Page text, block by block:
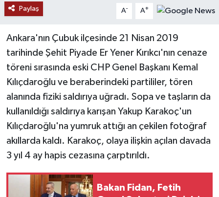
Paylaş A- A+
Ankara'nın Çubuk ilçesinde 21 Nisan 2019
tarihinde Şehit Piyade Er Yener Kırıkcı'nın cenaze
töreni sırasında eski CHP Genel Başkanı Kemal
Kılıçdaroğlu ve beraberindeki partililer, tören
alanında fiziki saldırıya uğradı. Sopa ve taşların da
kullanıldığı saldırıya karışan Yakup Karakoç'un
Kılıçdaroğlu'na yumruk attığı an çekilen fotoğraf
akıllarda kaldı. Karakoç, olaya ilişkin açılan davada
3 yıl 4 ay hapis cezasına çarptırıldı.
Bakan Fidan, Fetih
Magazin
Sağlık
Son Dakika
Yerel
AboneHaber Özel